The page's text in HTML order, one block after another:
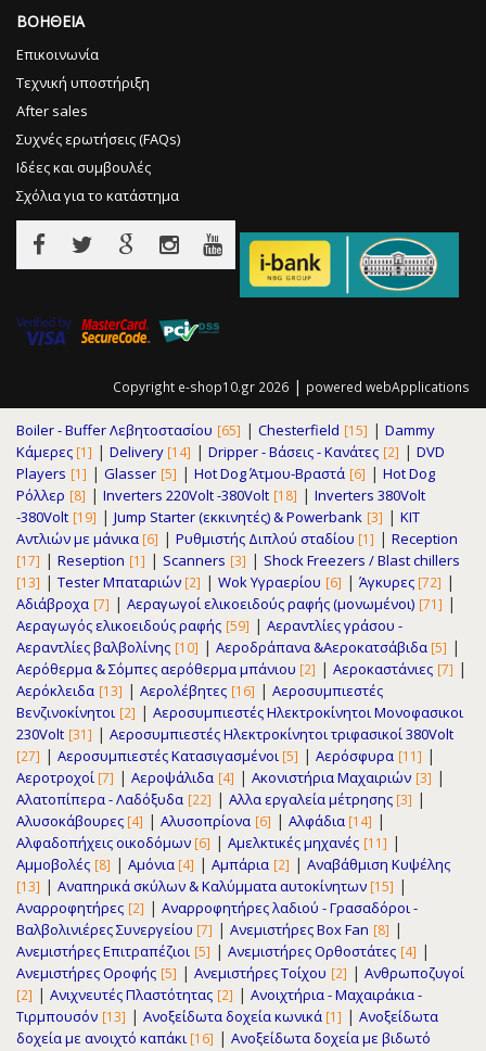
ΒΟΗΘΕΙΑ
Επικοινωνία
Τεχνική υποστήριξη
After sales
Συχνές ερωτήσεις (FAQs)
Ιδέες και συμβουλές
Σχόλια για το κατάστημα
Copyright e-shop10.gr 2026 | powered webApplications
Boiler - Buffer Λεβητοστασίου [65] | Chesterfield [15] | Dammy
Κάμερες [1] | Delivery [14] | Dripper - Βάσεις - Κανάτες [2] | DVD
Players [1] | Glasser [5] | Hot Dog Άτμου-Βραστά [6] | Hot Dog
Ρόλλερ [8] | Inverters 220Volt -380Volt [18] | Inverters 380Volt
-380Volt [19] | Jump Starter (εκκινητές) & Powerbank [3] | KIT
Αντλιών με μάνικα [6] | Pυθμιστής Διπλού σταδίου [1] | Reception
[17] | Reseption [1] | Scanners [3] | Shock Freezers / Blast chillers
[13] | Tester Μπαταριών [2] | Wok Υγραερίου [6] | Άγκυρες [72] |
Αδιάβροχα [7] | Αεραγωγοί ελικοειδούς ραφής (μονωμένοι) [71] |
Αεραγωγός ελικοειδούς ραφής [59] | Αεραντλίες γράσου -
Αεραντλίες βαλβολίνης [10] | Αεροδράπανα &Αεροκατσάβιδα [5] |
Αερόθερμα & Σόμπες αερόθερμα μπάνιου [2] | Αεροκαστάνιες [7] |
Αερόκλειδα [13] | Αερολέβητες [16] | Αεροσυμπιεστές
Βενζινοκίνητοι [2] | Αεροσυμπιεστές Ηλεκτροκίνητοι Μονοφασικοι
230Volt [31] | Αεροσυμπιεστές Ηλεκτροκίνητοι τριφασικοί 380Volt
[27] | Αεροσυμπιεστές Κατασιγασμένοι [5] | Αερόσφυρα [11] |
Αεροτροχοί [7] | Αεροψάλιδα [4] | Ακονιστήρια Μαχαιριών [3] |
Αλατοπίπερα - Λαδόξυδα [22] | Αλλα εργαλεία μέτρησης [3] |
Αλυσοκάβουρες [4] | Αλυσοπρίονα [6] | Αλφάδια [14] |
Αλφαδοπήχεις οικοδόμων [6] | Αμελκτικές μηχανές [11] |
Αμμοβολές [8] | Αμόνια [4] | Αμπάρια [2] | Αναβάθμιση Κυψέλης
[13] | Αναπηρικά σκύλων & Καλύμματα αυτοκίνητων [15] |
Αναρροφητήρες [2] | Αναρροφητήρες λαδιού - Γρασαδόροι -
Βαλβολινιέρες Συνεργείου [7] | Ανεμιστήρες Box Fan [8] |
Ανεμιστήρες Επιτραπέζιοι [5] | Ανεμιστήρες Ορθοστάτες [4] |
Ανεμιστήρες Οροφής [5] | Ανεμιστήρες Τοίχου [2] | Ανθρωποζυγοί
[2] | Ανιχνευτές Πλαστότητας [2] | Ανοιχτήρια - Μαχαιράκια -
Τιρμπουσόν [13] | Ανοξείδωτα δοχεία κωνικά [1] | Ανοξείδωτα
δοχεία με ανοιχτό καπάκι [16] | Ανοξείδωτα δοχεία με βιδωτό